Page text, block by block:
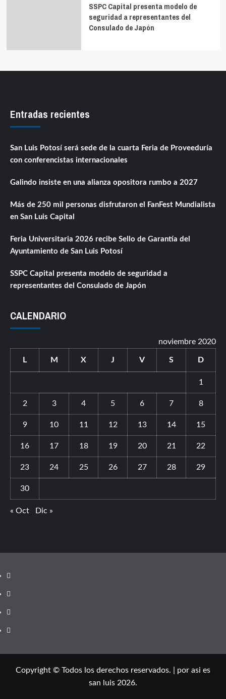
SSPC Capital presenta modelo de
seguridad a representantes del
Consulado de Japón
Entradas recientes
San Luis Potosí será sede de la cuarta Feria de Proveeduría
con conferencistas internacionales
Galindo insiste en una alianza opositora rumbo a 2027
Más de 250 mil personas disfrutaron el FanFest Mundialista
en San Luis Capital
Feria Universitaria 2026 recibe Sello de Garantía del
Ayuntamiento de San Luis Potosí
SSPC Capital presenta modelo de seguridad a
representantes del Consulado de Japón
CALENDARIO
noviembre 2020
L M X J V S D
1
2 3 4 5 6 7 8
9 10 11 12 13 14 15
16 17 18 19 20 21 22
23 24 25 26 27 28 29
30
« Oct Dic »
Copyright © Todos los derechos reservados.
por asi es
san luis 2026.